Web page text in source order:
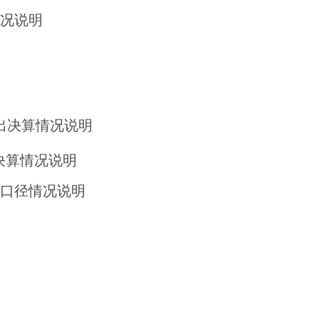
说明
决算情况说明
算情况说明
径情况说明